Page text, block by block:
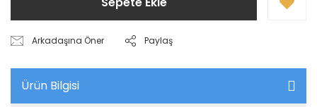
Arkadaşına Öner Paylaş
Ürün Bilgisi